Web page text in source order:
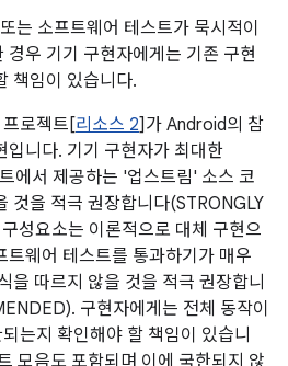
는 소프트웨어 테스트가 묵시적이
경우 기기 구현자에게는 기존 구현
책임이 있습니다.
로젝트[리소스 2]가 Android의 참
입니다. 기기 구현자가 최대한
에서 제공하는 '업스트림' 소스 코
것을 적극 권장합니다(STRONGLY
성요소는 이론적으로 대체 구현으
트웨어 테스트를 통과하기가 매우
을 따르지 않을 것을 적극 권장합니
구현자에게는 전체 동작이
는지 확인해야 할 책임이 있습니
모음도 포함되며 이에 국한되지 않